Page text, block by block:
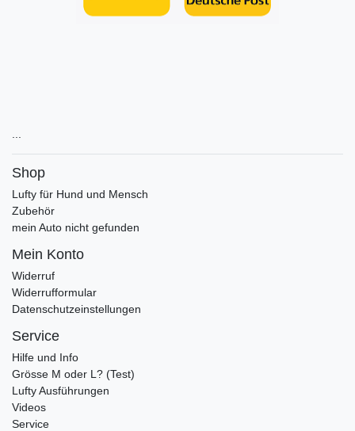
Shop
Lufty für Hund und Mensch
Zubehör
mein Auto nicht gefunden
Mein Konto
Widerruf
Widerrufformular
Datenschutzeinstellungen
Service
Hilfe und Info
Grösse M oder L? (Test)
Lufty Ausführungen
Videos
Service